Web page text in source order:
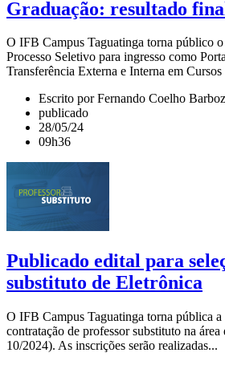
Graduação: resultado
O IFB Campus Taguatinga torna público
Processo Seletivo para ingresso como
Transferência Externa e Interna em Cursos
Escrito por Fernando Coelho
publicado
28/05/24
09h36
Publicado edital para
substituto de Eletrônica
O IFB Campus Taguatinga torna pública a
contratação de professor substituto na
10/2024). As inscrições serão realizadas...